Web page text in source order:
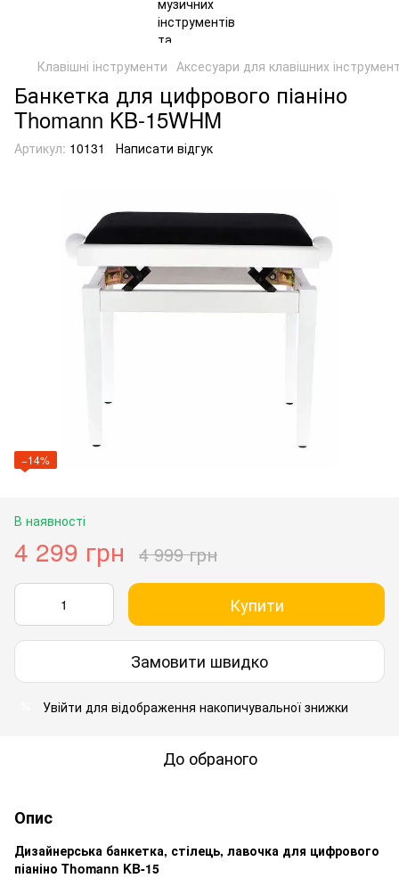
Клавішні інструменти Аксесуари для клавішних
Банкетка для цифрового піаніно
Thomann KB-15WHM
Артикул: 10131 Написати відгук
−14%
В наявності
4 299 грн 4 999 грн
Купити
Замовити швидко
Увійти для відображення накопичувальної знижки
До обраного
Опис
Дизайнерська банкетка, стілець, лавочка для цифрового
піаніно Thomann KB-15